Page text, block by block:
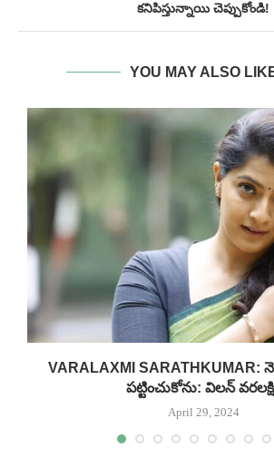
కనిపిస్తున్నాయి చెప్పుకోండి!
YOU MAY ALSO
VARALAXMI
పట్టించుకోను: విలన్
April 29, 2024